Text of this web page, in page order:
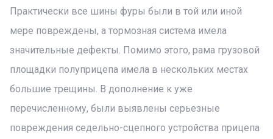
Практически все шины фуры были в той или иной
мере повреждены, а тормозная система имела
значительные дефекты. Помимо этого, рама грузовой
площадки полуприцепа имела в нескольких местах
большие трещины. В дополнение к уже
перечисленному, были выявлены серьезные
повреждения седельно-сцепного устройства прицепа